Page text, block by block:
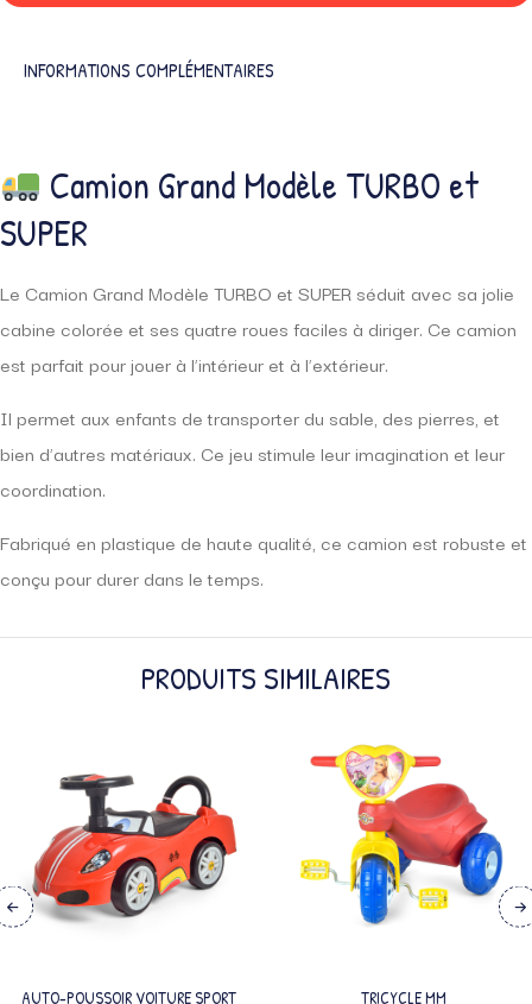
INFORMATIONS COMPLÉMENTAIRES
Camion Grand Modèle TURBO et
SUPER
Le Camion Grand Modèle TURBO et SUPER séduit avec sa jolie
cabine colorée et ses quatre roues faciles à diriger. Ce camion
est parfait pour jouer à l’intérieur et à l’extérieur.
Il permet aux enfants de transporter du sable, des pierres, et
bien d’autres matériaux. Ce jeu stimule leur imagination et leur
coordination.
Fabriqué en plastique de haute qualité, ce camion est robuste et
conçu pour durer dans le temps.
PRODUITS SIMILAIRES
AUTO-POUSSOIR VOITURE SPORT TRICYCLE MM